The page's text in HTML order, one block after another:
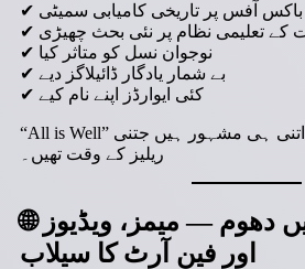
✔ باکس آفس پر تاریخی کامیابی سمیٹی
کے تعلیمی نظام پر نئی بحث چھیڑی
✔ نوجوان نسل کو متاثر کیا
✔ بے شمار یادگار ڈائیلاگز دیے
✔ کئی ایوارڈز اپنے نام کیے
“All is Well” جیسی لائنز آج بھی اتنی ہی مشہور ہیں جتنی
ریلیز کے وقت تھیں۔
🌐 دھوم — میمز، ویڈیوز
اور فین آرٹ کا سیلاب